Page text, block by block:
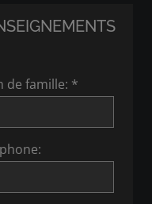
de famille: *